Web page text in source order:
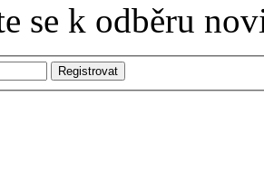
se k odběru